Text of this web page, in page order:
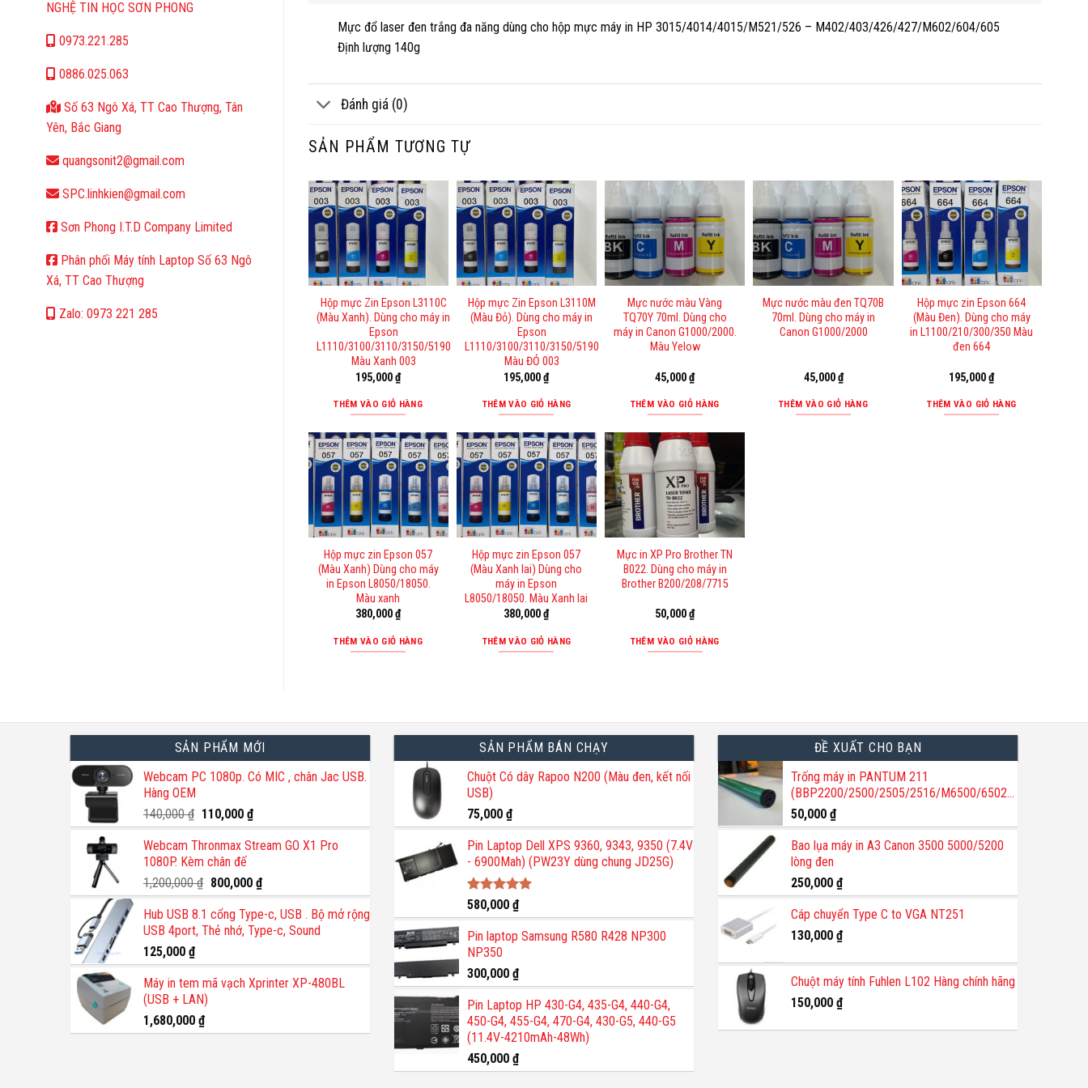
NGHỆ TIN HỌC SƠN PHONG
0973.221.285
0886.025.063
Số 63 Ngô Xá, TT Cao Thượng, Tân
Yên, Bắc Giang
quangsonit2@gmail.com
SPC.linhkien@gmail.com
Sơn Phong I.T.D Company Limited
Phân phối Máy tính Laptop Số 63 Ngô
Xá, TT Cao Thượng
Zalo: 0973 221 285
Mực đổ laser đen trắng đa năng dùng cho hộp mực máy in HP 3015/4014/4015/M521/526 – M402/403/426/427/M602/604/605
Định lượng 140g
Đánh giá (0)
SẢN PHẨM TƯƠNG TỰ
Hộp mực Zin Epson L3110C
(Màu Xanh). Dùng cho máy in
Epson
L1110/3100/3110/3150/5190
Màu Xanh 003
195,000₫
THÊM VÀO GIỎ HÀNG
Hộp mực Zin Epson L3110M
(Màu Đỏ). Dùng cho máy in
Epson
L1110/3100/3110/3150/5190
Màu ĐỎ 003
195,000₫
THÊM VÀO GIỎ HÀNG
Mực nước màu Vàng
TQ70Y 70ml. Dùng cho
máy in Canon G1000/2000.
Màu Yelow
45,000₫
THÊM VÀO GIỎ HÀNG
Mực nước màu đen TQ70B
70ml. Dùng cho máy in
Canon G1000/2000
45,000₫
THÊM VÀO GIỎ HÀNG
Hộp mực zin Epson 664
(Màu Đen). Dùng cho máy
in L1100/210/300/350 Màu
đen 664
195,000₫
THÊM VÀO GIỎ HÀNG
Hộp mực zin Epson 057
(Màu Xanh) Dùng cho máy
in Epson L8050/18050.
Màu xanh
380,000₫
THÊM VÀO GIỎ HÀNG
Hộp mực zin Epson 057
(Màu Xanh lai) Dùng cho
máy in Epson
L8050/18050. Màu Xanh lai
380,000₫
THÊM VÀO GIỎ HÀNG
Mực in XP Pro Brother TN
B022. Dùng cho máy in
Brother B200/208/7715
50,000₫
THÊM VÀO GIỎ HÀNG
SẢN PHẨM MỚI
Webcam PC 1080p. Có MIC , chân Jac USB.
Hàng OEM
140,000₫ Giá
gốc
là:
140,000 ₫.
110,000 ₫Giá
hiện
tại
110,000 ₫.
Webcam Thronmax Stream GO X1 Pro
1080P. Kèm chân đế
1,200,000₫ Giá
gốc
là:
1,200,000 ₫.
800,000 ₫Giá
hiện
tại
là:
Hub USB 8.1 cổng Type-c, USB . Bộ mở rộng
USB 4port, Thẻ nhớ, Type-c, Sound
125,000 ₫
Máy in tem mã vạch Xprinter XP-480BL
(USB + LAN)
1,680,000 ₫
SẢN PHẨM BÁN CHẠY
Chuột Có dây Rapoo N200 (Màu đen, kết nối
USB)
75,000 ₫
Pin Laptop Dell XPS 9360, 9343, 9350 (7.4V
- 6900Mah) (PW23Y dùng chung JD25G)
Được xếp
hạng5.00
5 sao
580,000 ₫
Pin laptop Samsung R580 R428 NP300
NP350
300,000 ₫
Pin Laptop HP 430-G4, 435-G4, 440-G4,
450-G4, 455-G4, 470-G4, 430-G5, 440-G5
(11.4V-4210mAh-48Wh)
450,000 ₫
ĐỀ XUẤT CHO BẠN
Trống máy in PANTUM 211
(BBP2200/2500/2505/2516/M6500/6502/6550/6600)
50,000 ₫
Bao lụa máy in A3 Canon 3500 5000/5200
lòng đen
250,000 ₫
Cáp chuyển Type C to VGA NT251
130,000 ₫
Chuột máy tính Fuhlen L102 Hàng chính hãng
150,000 ₫